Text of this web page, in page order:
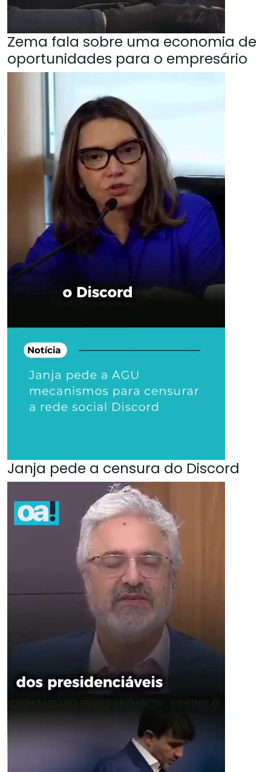
Zema fala sobre uma economia de
oportunidades para o empresário
Janja pede a censura do Discord